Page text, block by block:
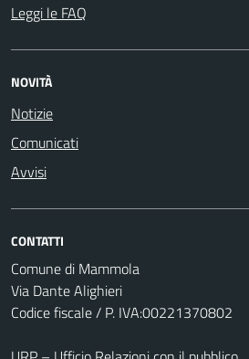
Leggi le FAQ
NOVITÀ
Notizie
Comunicati
Avvisi
CONTATTI
Comune di Mammola
Via Dante Alighieri
Codice fiscale / P. IVA:00221370802